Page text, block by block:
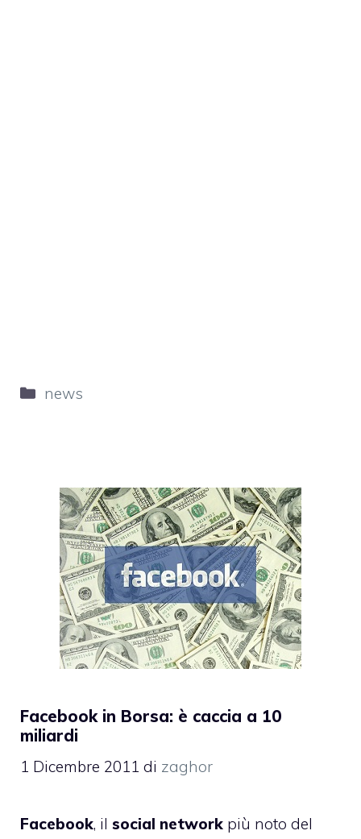
Categorie
news
Facebook in Borsa: è caccia a 10
miliardi
1 Dicembre 2011 di zaghor
Facebook, il social network più noto del